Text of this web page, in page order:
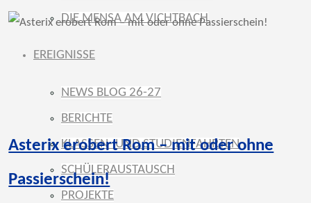
DIE MENSA AM VICHTBACH
EREIGNISSE
NEWS BLOG 26-27
BERICHTE
KLASSEN- UND STUDIENFAHRTEN
SCHÜLERAUSTAUSCH
PROJEKTE
Asterix erobert Rom – mit oder ohne
Passierschein!